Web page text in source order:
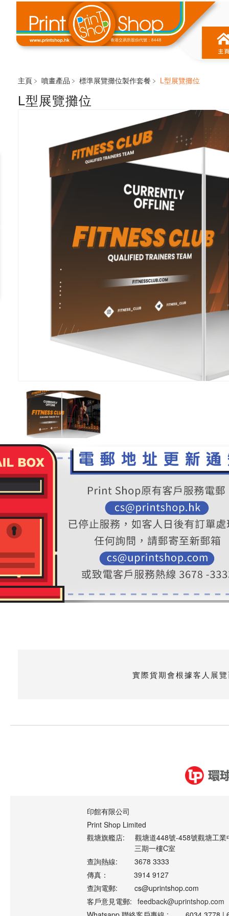
香港交易所股份代號：8448
主頁﹥ 噴畫產品 ﹥ 標準展覽攤位製作套餐 ﹥ L型展覽攤位
L型展覽攤位
常見的有兩款，一款是L型展覽攤位(又稱雙面開
米租借場地。
由舉辦大型展覽、宣傳活動、活動攤位，都需要
廣 最重要的一環。
安裝地點為香港會議展覽中心(會展)，如需其他安
實際貨期會根據客人展
印館有限公司
Print Shop Limited
觀塘旗艦店:
觀塘道448號-458號觀塘工業
三期一樓C室
查詢熱線:
3678 3333
傳真：
3914 9127
查詢電郵:
cs@uprintshop.com
客戶意見電郵: feedback@uprintshop.com